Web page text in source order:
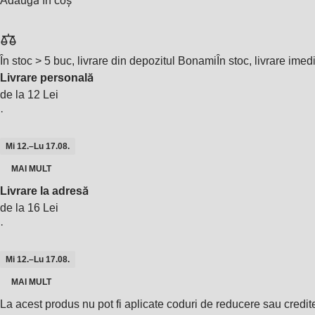
În stoc > 5 buc, livrare din depozitul Bonami În stoc, livrare
Livrare personală
de la 12 Lei
·
Mi 12.–Lu 17.08.
MAI MULT
Livrare la adresă
de la 16 Lei
·
Mi 12.–Lu 17.08.
MAI MULT
La acest produs nu pot fi aplicate coduri de reducere sau